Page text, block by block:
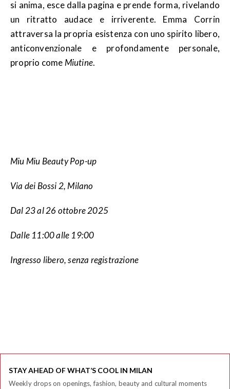
si anima, esce dalla pagina e prende forma, rivelando
un ritratto audace e irriverente. Emma Corrin
attraversa la propria esistenza con uno spirito libero,
anticonvenzionale e profondamente personale,
proprio comeMiutine.
Miu Miu Beauty Pop-up
Via dei Bossi 2, Milano
Dal 23 al 26 ottobre 2025
Dalle 11:00 alle 19:00
Ingresso libero, senza registrazione
STAY AHEAD OF WHAT’S COOL IN MILAN
Weekly drops on openings, fashion, beauty and cultural moments